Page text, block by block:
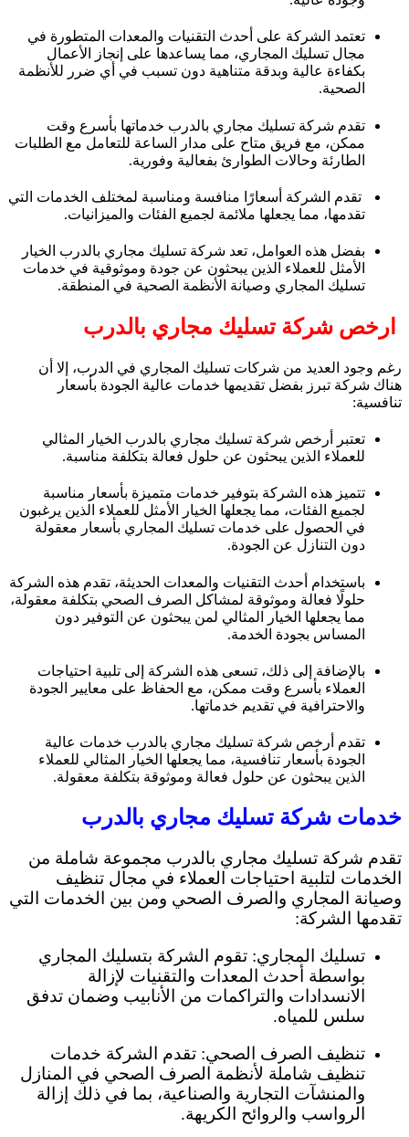
تعتمد الشركة على أحدث التقنيات والمعدات المتطورة في
مجال تسليك المجاري، مما يساعدها على إنجاز الأعمال
بكفاءة عالية وبدقة متناهية دون تسبب في أي ضرر للأنظمة
الصحية.
تقدم شركة تسليك مجاري بالدرب خدماتها بأسرع وقت
ممكن، مع فريق متاح على مدار الساعة للتعامل مع الطلبات
الطارئة وحالات الطوارئ بفعالية وفورية.
تقدم الشركة أسعارًا منافسة ومناسبة لمختلف الخدمات التي
تقدمها، مما يجعلها ملائمة لجميع الفئات والميزانيات.
بفضل هذه العوامل، تعد شركة تسليك مجاري بالدرب الخيار
الأمثل للعملاء الذين يبحثون عن جودة وموثوقية في خدمات
تسليك المجاري وصيانة الأنظمة الصحية في المنطقة.
ارخص شركة تسليك مجاري بالدرب
رغم وجود العديد من شركات تسليك المجاري في الدرب، إلا أن
هناك شركة تبرز بفضل تقديمها خدمات عالية الجودة بأسعار
تنافسية:
تعتبر أرخص شركة تسليك مجاري بالدرب الخيار المثالي
للعملاء الذين يبحثون عن حلول فعالة بتكلفة مناسبة.
تتميز هذه الشركة بتوفير خدمات متميزة بأسعار مناسبة
لجميع الفئات، مما يجعلها الخيار الأمثل للعملاء الذين يرغبون
في الحصول على خدمات تسليك المجاري بأسعار معقولة
دون التنازل عن الجودة.
باستخدام أحدث التقنيات والمعدات الحديثة، تقدم هذه الشركة
حلولًا فعالة وموثوقة لمشاكل الصرف الصحي بتكلفة معقولة،
مما يجعلها الخيار المثالي لمن يبحثون عن التوفير دون
المساس بجودة الخدمة.
بالإضافة إلى ذلك، تسعى هذه الشركة إلى تلبية احتياجات
العملاء بأسرع وقت ممكن، مع الحفاظ على معايير الجودة
والاحترافية في تقديم خدماتها.
تقدم أرخص شركة تسليك مجاري بالدرب خدمات عالية
الجودة بأسعار تنافسية، مما يجعلها الخيار المثالي للعملاء
الذين يبحثون عن حلول فعالة وموثوقة بتكلفة معقولة.
خدمات شركة تسليك مجاري بالدرب
تقدم شركة تسليك مجاري بالدرب مجموعة شاملة من
الخدمات لتلبية احتياجات العملاء في مجال تنظيف
وصيانة المجاري والصرف الصحي ومن بين الخدمات التي
تقدمها الشركة:
تسليك المجاري: تقوم الشركة بتسليك المجاري
بواسطة أحدث المعدات والتقنيات لإزالة
الانسدادات والتراكمات من الأنابيب وضمان تدفق
سلس للمياه.
تنظيف الصرف الصحي: تقدم الشركة خدمات
تنظيف شاملة لأنظمة الصرف الصحي في المنازل
والمنشآت التجارية والصناعية، بما في ذلك إزالة
الرواسب والروائح الكريهة.